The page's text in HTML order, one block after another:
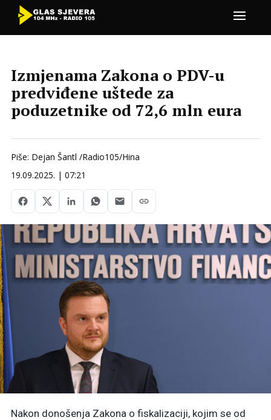
Izmjenama Zakona o PDV-u
predviđene uštede za
poduzetnike od 72,6 mln eura
Piše: Dejan Šantl /Radio105/Hina
19.09.2025. | 07:21
Nakon donošenja Zakona o fiskalizaciji, kojim se od